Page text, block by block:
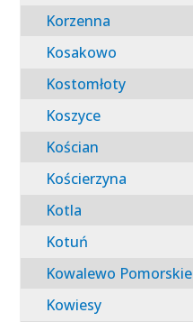
Korzenna
Kosakowo
Kostomłoty
Koszyce
Kościan
Kościerzyna
Kotla
Kotuń
Kowalewo Pomorskie
Kowiesy